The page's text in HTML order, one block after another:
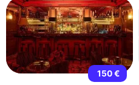
150 €